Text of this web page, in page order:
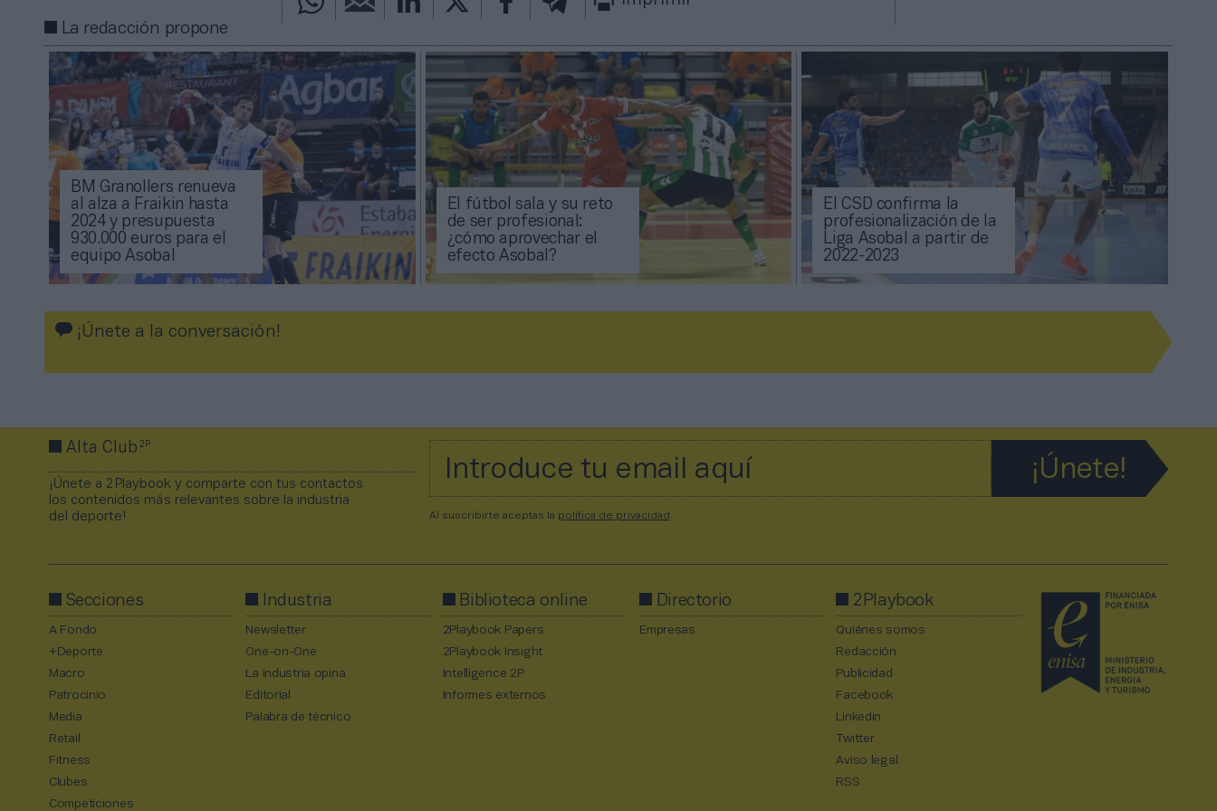
La redacción propone
BM Granollers renueva
al alza a Fraikin hasta
2024 y presupuesta
930.000 euros para el
equipo Asobal
El fútbol sala y su reto
de ser profesional:
¿cómo aprovechar el
efecto Asobal?
El CSD confirma la
profesionalización de la
Liga Asobal a partir de
2022-2023
¡Únete a la conversación!
Alta Club2P
¡Únete a 2Playbook y comparte con tus contactos
los contenidos más relevantes sobre la industria
del deporte!
Al suscribirte aceptas la política de privacidad
Secciones
A Fondo
+Deporte
Macro
Patrocinio
Media
Retail
Fitness
Clubes
Competiciones
Industria
Newsletter
One-on-One
La industria opina
Editorial
Palabra de técnico
Biblioteca online
2Playbook Papers
2Playbook Insight
Intelligence 2P
Informes externos
Directorio
Empresas
2Playbook
Quiénes somos
Redacción
Publicidad
Facebook
Linkedin
Twitter
Aviso legal
RSS